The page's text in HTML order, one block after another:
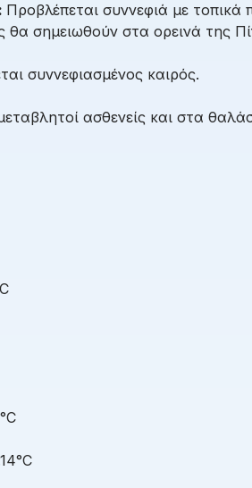
Προβλέπεται συννεφιά με τοπικά
θα σημειωθούν στα ορεινά της
συννεφιασμένος καιρός.
ασθενείς και στα